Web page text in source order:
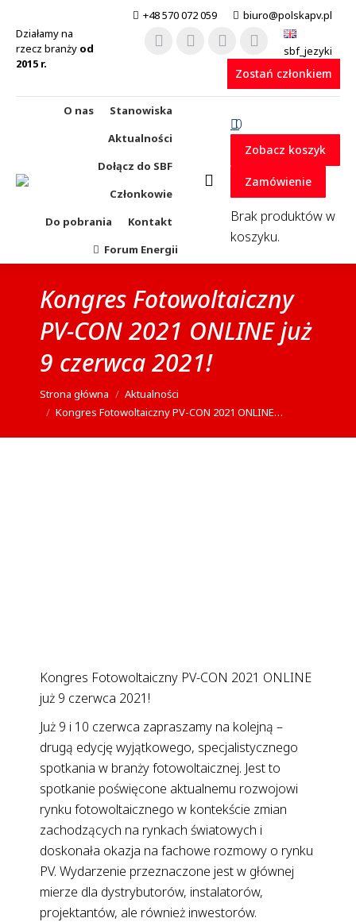
Działamy na
rzecz branży od
2015 r.
+48 570 072 059 biuro@polskapv.pl
opens
in
new
window window
page
new
YouTube
page
in
sbf_jezyki
Zostań członkiem
O nas
Stanowiska
Aktualności
Dołącz do SBF
Członkowie
Do pobrania
Kontakt
Forum Energii
0
Zobacz koszyk
Zamówienie
Brak produktów w
koszyku.
Kongres Fotowoltaiczny
PV-CON 2021 ONLINE już
9 czerwca 2021!
Jesteś tutaj:
Strona główna
Aktualności
Kongres Fotowoltaiczny PV-CON 2021 ONLINE…
Kongres Fotowoltaiczny PV-CON 2021 ONLINE
już 9 czerwca 2021!
Już 9 i 10 czerwca zapraszamy na kolejną –
drugą edycję wyjątkowego, specjalistycznego
spotkania w branży fotowoltaicznej. Jest to
spotkanie poświęcone aktualnemu rozwojowi
rynku fotowoltaicznego w kontekście zmian
zachodzących na rynkach światowych i
doskonała okazja na fachowe rozmowy o rynku
PV. Wydarzenie przeznaczone jest w głównej
mierze dla dystrybutorów, instalatorów,
projektantów, ale również inwestorów.